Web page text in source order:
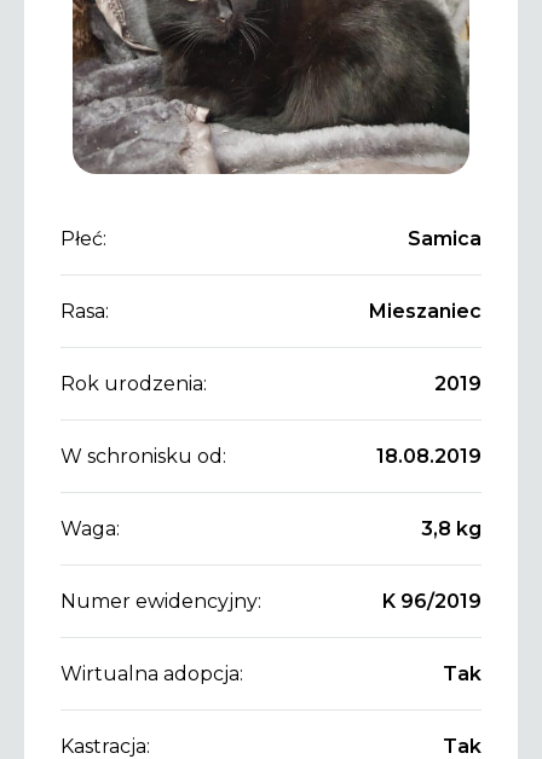
Płeć: Samica
Rasa: Mieszaniec
Rok urodzenia: 2019
W schronisku od: 18.08.2019
Waga: 3,8 kg
Numer ewidencyjny: K 96/2019
Wirtualna adopcja: Tak
Kastracja: Tak